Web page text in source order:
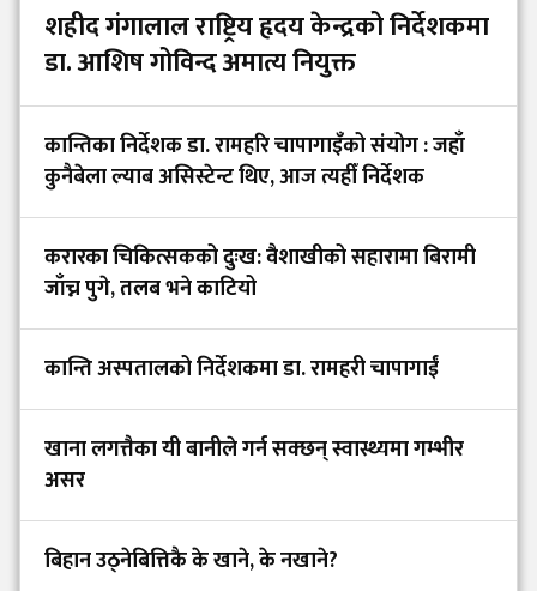
शहीद गंगालाल राष्ट्रिय हृदय केन्द्रको निर्देशकमा
डा. आशिष गोविन्द अमात्य नियुक्त
कान्तिका निर्देशक डा. रामहरि चापागाइँको संयोग : जहाँ
कुनैबेला ल्याब असिस्टेन्ट थिए, आज त्यहीँ निर्देशक
करारका चिकित्सकको दुःख: वैशाखीको सहारामा बिरामी
जाँच्न पुगे, तलब भने काटियो
कान्ति अस्पतालको निर्देशकमा डा. रामहरी चापागाईं
खाना लगत्तैका यी बानीले गर्न सक्छन् स्वास्थ्यमा गम्भीर
असर
बिहान उठ्नेबित्तिकै के खाने, के नखाने?